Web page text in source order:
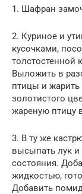
1. Шафран
2. Куриное и
кусочками,
толстостенной
Выложить в
птицы и
золотистого
жареную птицу
3. В ту же
высыпать лук и
состояния.
жидкостью,
Добавить